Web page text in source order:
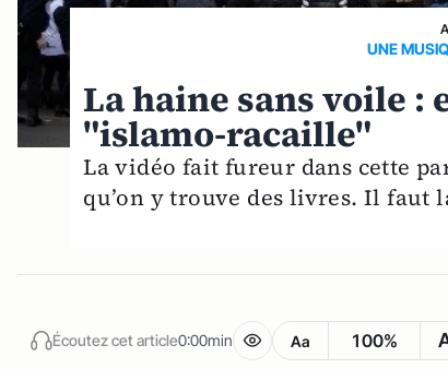
UNE
La haine sans voile
"islamo-racaille"
La vidéo fait fureur dans cette
qu’on y trouve des livres. Il faut
Écoutez cet article0:00min Aa 100%